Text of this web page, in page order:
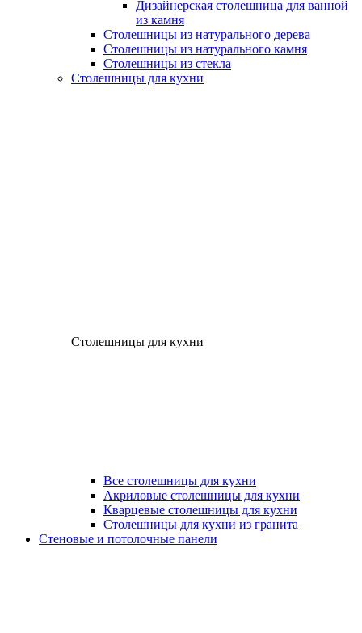
Дизайнерская столешница для ванной
из камня
Столешницы из натурального дерева
Столешницы из натурального камня
Столешницы из стекла
Столешницы для кухни
Столешницы для кухни
Все столешницы для кухни
Акриловые столешницы для кухни
Кварцевые столешницы для кухни
Столешницы для кухни из гранита
Стеновые и потолочные панели